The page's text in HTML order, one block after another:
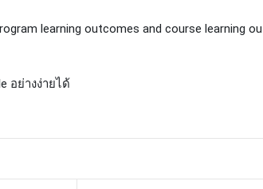
learning outcomes and course learning
อย่างง่ายได้